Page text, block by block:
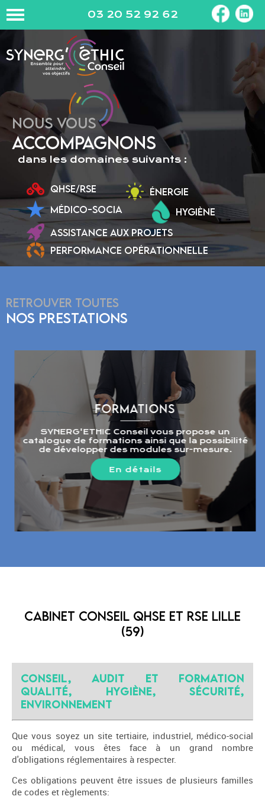
03 20 52 92 62
NOUS VOUS
ACCOMPAGNONS
dans les domaines suivants :
QHSE/RSE
ÉNERGIE
MÉDICO-SOCIA
HYGIÈNE
ASSISTANCE AUX PROJETS
PERFORMANCE OPÉRATIONNELLE
RETROUVER TOUTES
NOS PRESTATIONS
FORMATIONS
SYNERG'ETHIC Conseil vous propose un
catalogue de formations ainsi que la possibilité
de développer des modules sur-mesure.
En détails
Cabinet conseil QHSE et RSE Lille
(59)
Conseil, audit et formation
Qualité, Hygiène, Sécurité,
Environnement
Que vous soyez un site tertiaire, industriel, médico-social
ou médical, vous êtes face à un grand nombre
d'obligations réglementaires à respecter.
Ces obligations peuvent être issues de plusieurs familles
de codes et règlements: